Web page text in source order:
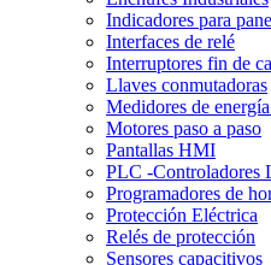
Indicadores para
Interfaces de relé
Interruptores fin de
Llaves conmutadoras
Medidores de
Motores paso a paso
Pantallas HMI
PLC -Controladores
Programadores de
Protección Eléctrica
Relés de protección
Sensores capacitivos